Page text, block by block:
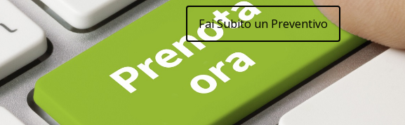
Fai Subito un Preventivo